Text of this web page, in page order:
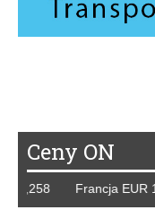
Ceny ON
Francja EUR